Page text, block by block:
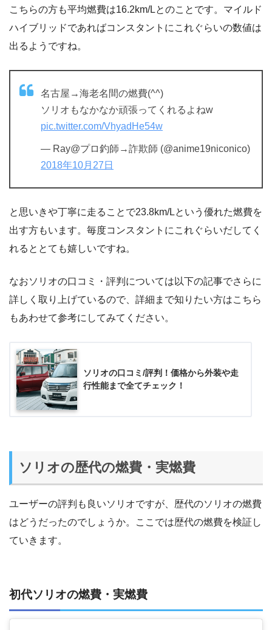
こちらの方も平均燃費は16.2km/Lとのことです。マイルド
ハイブリッドであればコンスタントにこれぐらいの数値は
出るようですね。
名古屋→海老名間の燃費(^^)
ソリオもなかなか頑張ってくれるよねw
pic.twitter.com/VhyadHe54w
— Ray@プロ釣師→詐欺師 (@anime19niconico)
2018年10月27日
と思いきや丁寧に走ることで23.8km/Lという優れた燃費を
出す方もいます。毎度コンスタントにこれぐらいだしてく
れるととても嬉しいですね。
なおソリオの口コミ・評判については以下の記事でさらに
詳しく取り上げているので、詳細まで知りたい方はこちら
もあわせて参考にしてみてください。
ソリオの口コミ/評判！価格から外装や走
行性能まで全てチェック！
ソリオの歴代の燃費・実燃費
ユーザーの評判も良いソリオですが、歴代のソリオの燃費
はどうだったのでしょうか。ここでは歴代の燃費を検証し
ていきます。
初代ソリオの燃費・実燃費